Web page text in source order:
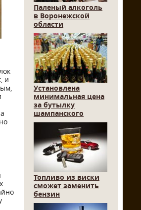
и
Паленый алкоголь
в Воронежской
области
Установлена
минимальная цена
за бутылку
шампанского
Топливо из виски
сможет заменить
бензин